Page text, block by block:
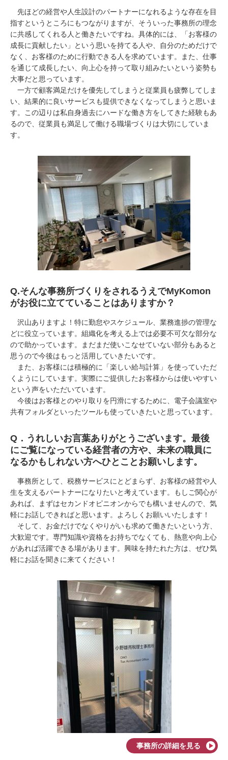
先ほどの経営や人生設計のパートナーになれるような存在を目
指すというところにもつながりますが、そういった事務所の理念
に共感してくれる人と働きたいですね。具体的には、「お客様の
成長に貢献したい」という思いを持てる人や、自分のためだけで
なく、お客様のために行動できる人を求めています。また、仕事
を通じて成長したい、向上心を持って取り組みたいという姿勢も
大事だと思っています。
一方で顧客満足だけを優先してしまうと従業員も疲弊してしま
い、結果的に良いサービスも提供できなくなってしまうと思いま
す。この辺りは私自身過去にハードな働き方をしてきた経験もあ
るので、従業員も満足して働ける職場づくりは大切にしていま
す。
Q.そんな事務所づくりをされるうえでMyKomon
がお役に立てていることはありますか？
沢山ありますよ！特に勤怠やスケジュール、業務進捗の管理な
どに役立っています。組織化を考える上では必要不可欠な部分な
ので助かっています。まだまだ使いこなせていない部分もあると
思うので今後はもっと活用していきたいです。
また、お客様には積極的に「楽しい給与計算」を使っていただ
くようにしています。実際にご提供したお客様からは使いやすい
という声をいただいています。
今後はお客様とのやり取りを円滑にするために、電子会議室や
共有フォルダといったツールも使っていきたいと思っています。
Q ．うれしいお言葉ありがとうございます。最後
にご覧になっている経営者の方や、未来の職員に
なるかもしれない方へひとことお願いします。
事務所として、税務サービスにとどまらず、お客様の経営や人
生を支えるパートナーになりたいと考えています。もしご関心が
あれば、まずはセカンドオピニオンからでも構いませんので、気
軽にお話しできればと思います。よろしくお願いいたします！
そして、お金だけでなくやりがいも求めて働きたいという方、
大歓迎です。専門知識や資格をお持ちでなくても、熱意や向上心
があれば活躍できる場があります。興味を持たれた方は、ぜひ気
軽にお話を聞きに来てください！
事務所の詳細を見る